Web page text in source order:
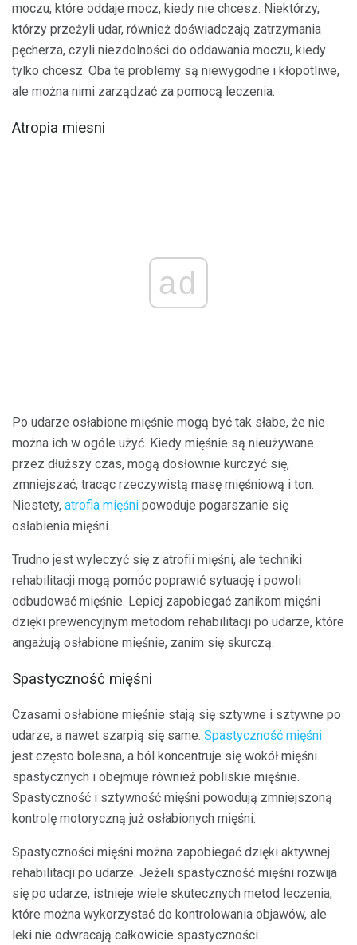
moczu, które oddaje mocz, kiedy nie chcesz. Niektórzy,
którzy przeżyli udar, również doświadczają zatrzymania
pęcherza, czyli niezdolności do oddawania moczu, kiedy
tylko chcesz. Oba te problemy są niewygodne i kłopotliwe,
ale można nimi zarządzać za pomocą leczenia.
Atropia miesni
ad
Po udarze osłabione mięśnie mogą być tak słabe, że nie
można ich w ogóle użyć. Kiedy mięśnie są nieużywane
przez dłuższy czas, mogą dosłownie kurczyć się,
zmniejszać, tracąc rzeczywistą masę mięśniową i ton.
Niestety, atrofia mięśni powoduje pogarszanie się
osłabienia mięśni.
Trudno jest wyleczyć się z atrofii mięśni, ale techniki
rehabilitacji mogą pomóc poprawić sytuację i powoli
odbudować mięśnie. Lepiej zapobiegać zanikom mięśni
dzięki prewencyjnym metodom rehabilitacji po udarze, które
angażują osłabione mięśnie, zanim się skurczą.
Spastyczność mięśni
Czasami osłabione mięśnie stają się sztywne i sztywne po
udarze, a nawet szarpią się same. Spastyczność mięśni
jest często bolesna, a ból koncentruje się wokół mięśni
spastycznych i obejmuje również pobliskie mięśnie.
Spastyczność i sztywność mięśni powodują zmniejszoną
kontrolę motoryczną już osłabionych mięśni.
Spastyczności mięśni można zapobiegać dzięki aktywnej
rehabilitacji po udarze. Jeżeli spastyczność mięśni rozwija
się po udarze, istnieje wiele skutecznych metod leczenia,
które można wykorzystać do kontrolowania objawów, ale
leki nie odwracają całkowicie spastyczności.